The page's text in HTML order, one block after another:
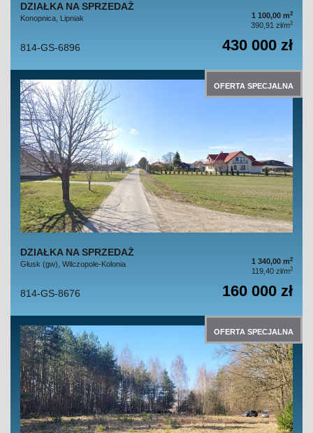
DZIAŁKA NA SPRZEDAŻ
Konopnica, Lipniak 1 100,00 m2
390,91 zł/m2
814-GS-6896 430 000 zł
OFERTA SPECJALNA
DZIAŁKA NA SPRZEDAŻ
Głusk (gw), Wilczopole-Kolonia 1 340,00 m2
119,40 zł/m2
814-GS-8676 160 000 zł
OFERTA SPECJALNA